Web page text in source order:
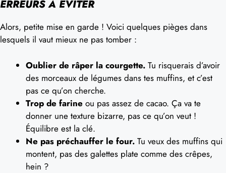
ERREURS À ÉVITER
Alors, petite mise en garde ! Voici quelques pièges dans
lesquels il vaut mieux ne pas tomber :
Oublier de râper la courgette. Tu risquerais d’avoir
des morceaux de légumes dans tes muffins, et c’est
pas ce qu’on cherche.
Trop de farine ou pas assez de cacao. Ça va te
donner une texture bizarre, pas ce qu’on veut !
Équilibre est la clé.
Ne pas préchauffer le four. Tu veux des muffins qui
montent, pas des galettes plate comme des crêpes,
hein ?